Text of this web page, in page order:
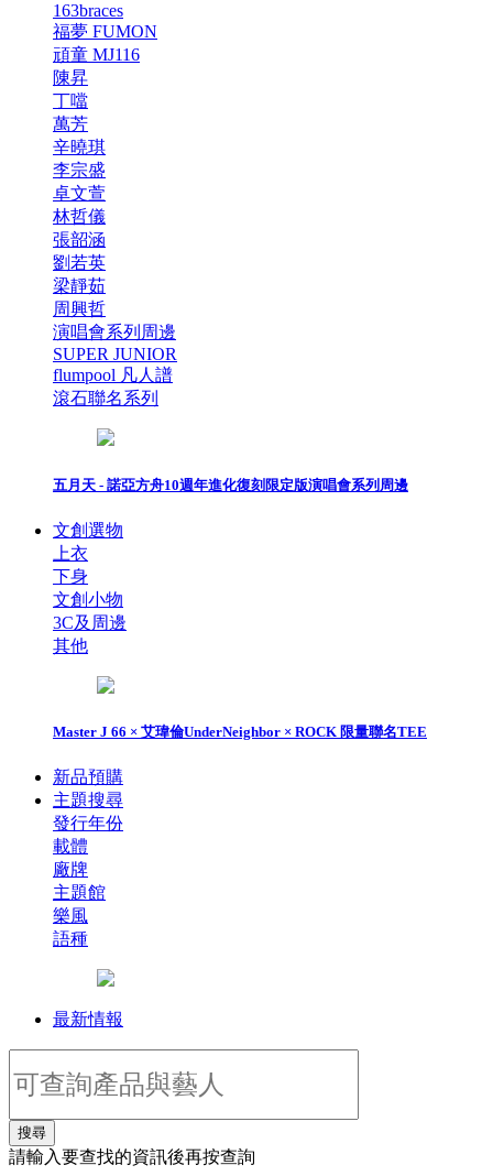
163braces
福夢 FUMON
頑童 MJ116
陳昇
丁噹
萬芳
辛曉琪
李宗盛
卓文萱
林哲儀
張韶涵
劉若英
梁靜茹
周興哲
演唱會系列周邊
SUPER JUNIOR
flumpool 凡人譜
滾石聯名系列
五月天 - 諾亞方舟10週年進化復刻限定版演唱會系列周邊
文創選物
上衣
下身
文創小物
3C及周邊
其他
Master J 66 × 艾瑋倫UnderNeighbor × ROCK 限量聯名TEE
新品預購
主題搜尋
發行年份
載體
廠牌
主題館
樂風
語種
最新情報
搜尋
請輸入要查找的資訊後再按查詢